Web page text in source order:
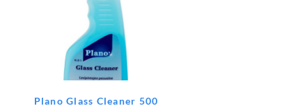
Plano Glass Cleaner 500